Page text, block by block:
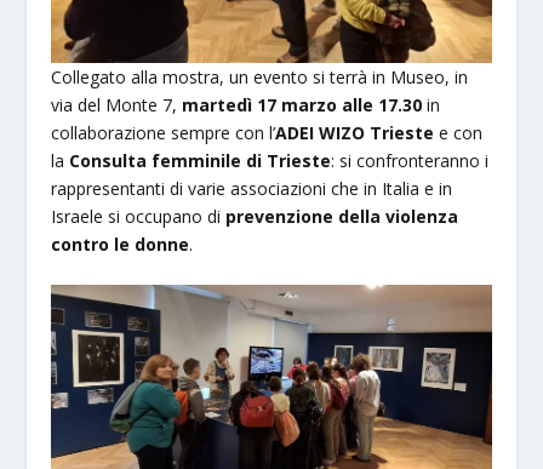
Collegato alla mostra, un evento si terrà in Museo, in
via del Monte 7, martedì 17 marzo alle 17.30 in
collaborazione sempre con l’ADEI WIZO Trieste e con
la Consulta femminile di Trieste: si confronteranno i
rappresentanti di varie associazioni che in Italia e in
Israele si occupano di prevenzione della violenza
contro le donne.